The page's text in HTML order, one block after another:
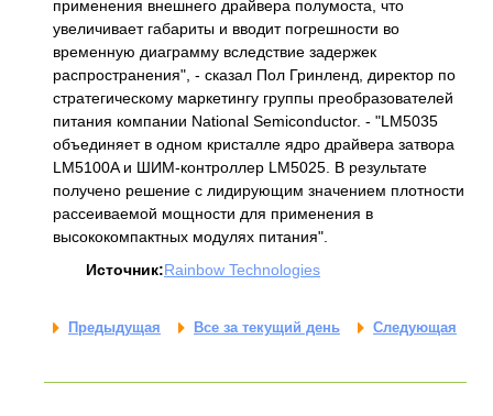
применения внешнего драйвера полумоста, что
увеличивает габариты и вводит погрешности во
временную диаграмму вследствие задержек
распространения", - сказал Пол Гринленд, директор по
стратегическому маркетингу группы преобразователей
питания компании National Semiconductor. - "LM5035
объединяет в одном кристалле ядро драйвера затвора
LM5100A и ШИМ-контроллер LM5025. В результате
получено решение с лидирующим значением плотности
рассеиваемой мощности для применения в
высококомпактных модулях питания".
Источник:Rainbow Technologies
Предыдущая Все за текущий день Следующая